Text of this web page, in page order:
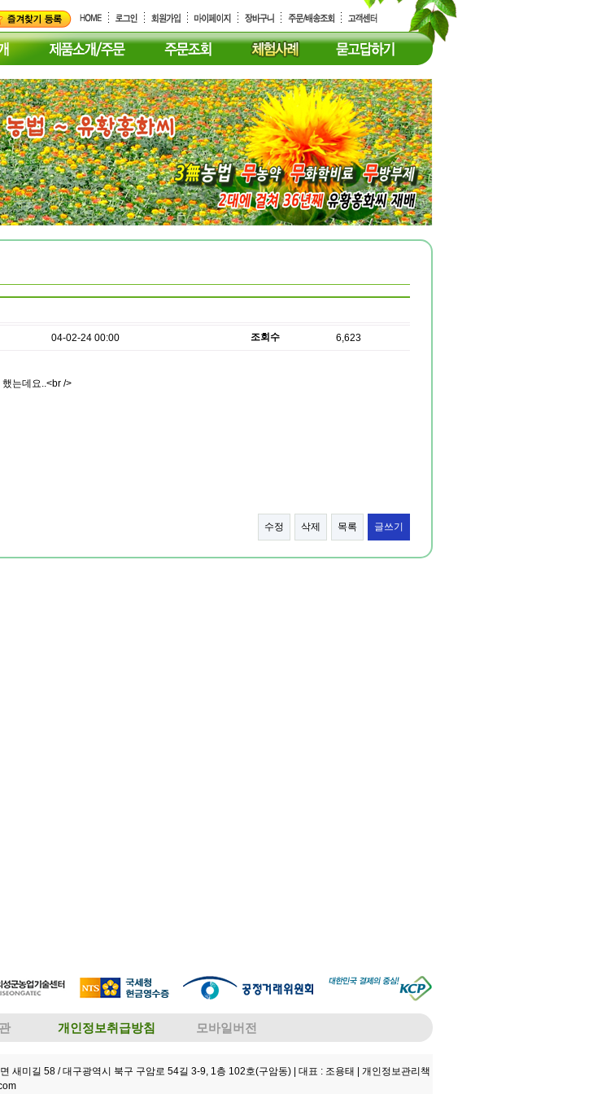
04-02-24 00:00 조회수 6,623
는데요..<br />
수정 삭제 목록 글쓰기
개인정보취급방침 모바일버전
면 새미길 58 / 대구광역시 북구 구암로 54길 3-9, 1층 102호(구암동) | 대표 : 조용태 | 개인정보관리책